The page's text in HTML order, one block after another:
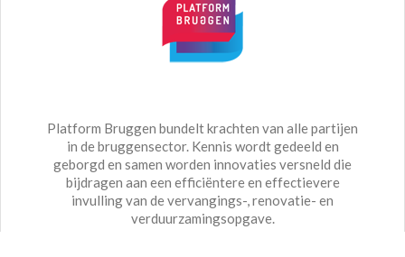
Platform Bruggen bundelt krachten van alle partijen
in de bruggensector. Kennis wordt gedeeld en
geborgd en samen worden innovaties versneld die
bijdragen aan een efficiëntere en effectievere
invulling van de vervangings-, renovatie- en
verduurzamingsopgave.